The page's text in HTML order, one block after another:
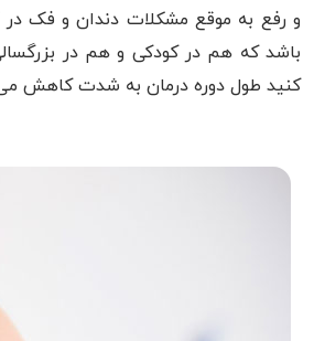
و رفع به موقع مشکلات دندان و فک
باشد که هم در کودکی و هم در
کنید طول دوره درمان به شدت کاهش می